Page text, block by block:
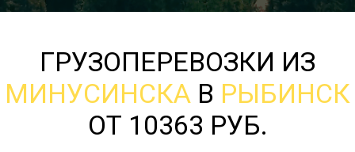
ГРУЗОПЕРЕВОЗКИ ИЗ
МИНУСИНСКА В РЫБИНСК
ОТ 10363 РУБ.